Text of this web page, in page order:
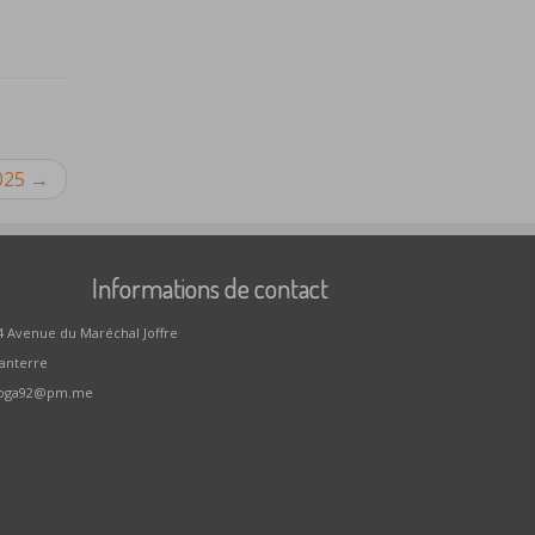
→
Informations de contact
Avenue du Maréchal Joffre